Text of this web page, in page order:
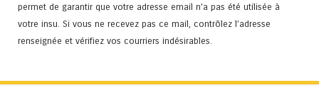
permet de garantir que votre adresse email n’a pas été utilisée à
votre insu. Si vous ne recevez pas ce mail, contrôlez l’adresse
renseignée et vérifiez vos courriers indésirables.